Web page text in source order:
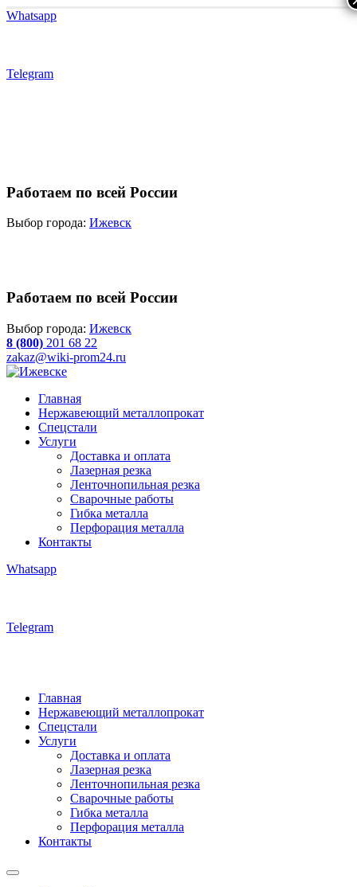
Whatsapp
Telegram
Работаем по всей России
Выбор города: Ижевск
Работаем по всей России
Выбор города: Ижевск
8 (800) 201 68 22
zakaz@wiki-prom24.ru
Главная
Нержавеющий металлопрокат
Спецстали
Услуги
Доставка и оплата
Лазерная резка
Ленточнопильная резка
Сварочные работы
Гибка металла
Перфорация металла
Контакты
Whatsapp
Telegram
Главная
Нержавеющий металлопрокат
Спецстали
Услуги
Доставка и оплата
Лазерная резка
Ленточнопильная резка
Сварочные работы
Гибка металла
Перфорация металла
Контакты